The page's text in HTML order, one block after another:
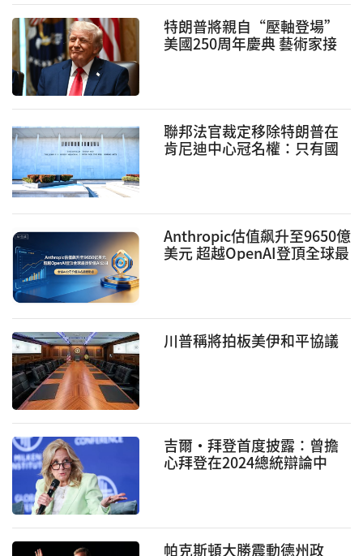
特朗普將親自“壓軸登場”
美國250周年慶典 藝術家接
聯邦法官裁定移除特朗普在
肯尼迪中心冠名權：只有國
Anthropic估值飙升至9650億
美元 超越OpenAI登頂全球最
川普稱將拍板美伊和平協議
吉爾·拜登首度披露：曾擔
心拜登在2024總統辯論中
帕克斯頓大勝震動德州政